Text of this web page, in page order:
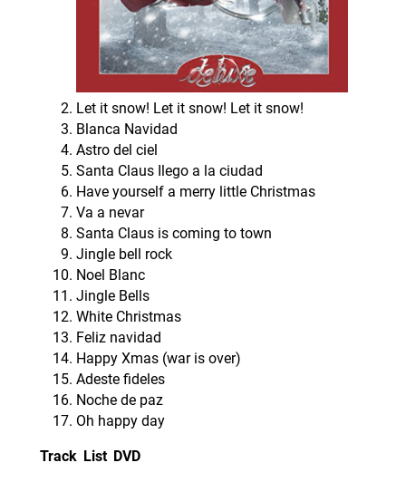
Let it snow! Let it snow! Let it snow!
Blanca Navidad
Astro del ciel
Santa Claus Ilego a la ciudad
Have yourself a merry little Christmas
Va a nevar
Santa Claus is coming to town
Jingle bell rock
Noel Blanc
Jingle Bells
White Christmas
Feliz navidad
Happy Xmas (war is over)
Adeste fideles
Noche de paz
Oh happy day
Track List DVD